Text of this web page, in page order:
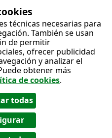
técnicas necesarias para
También se usan
de permitir
ofrecer publicidad
y analizar el
obtener más
de cookies.